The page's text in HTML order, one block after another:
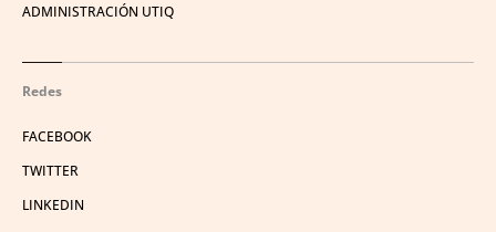
ADMINISTRACIÓN UTIQ
Redes
FACEBOOK
TWITTER
LINKEDIN